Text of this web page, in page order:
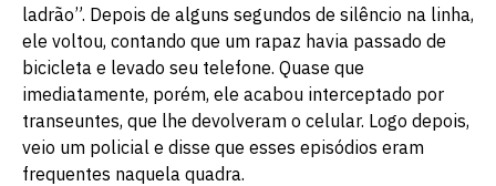
ladrão”. Depois de alguns segundos de silêncio na linha,
ele voltou, contando que um rapaz havia passado de
bicicleta e levado seu telefone. Quase que
imediatamente, porém, ele acabou interceptado por
transeuntes, que lhe devolveram o celular. Logo depois,
veio um policial e disse que esses episódios eram
frequentes naquela quadra.